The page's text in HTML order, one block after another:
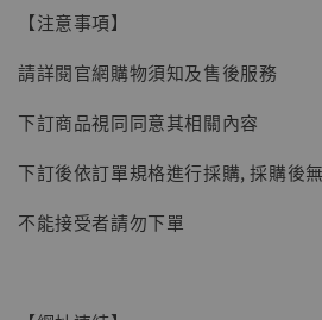
【注意事項】
請詳閱官網購物須知及售後服務
下訂商品視同同意其相關內容
下訂後依訂單規格進行採購, 採購後
不能接受者請勿下單